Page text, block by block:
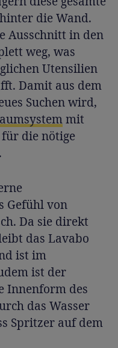
die Wand.
Ausschnitt in den
weg, was
Utensilien
Damit aus dem
Suchen wird,
mit
die nötige
Gefühl von
Da sie direkt
das Lavabo
ist im
ist der
Innenform des
das Wasser
Spritzer auf dem